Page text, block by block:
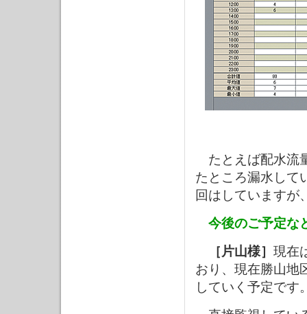
たとえば配水流
たところ漏水して
回はしていますが
今後のご予定な
［片山様］ 現在
おり、現在勝山地
していく予定です